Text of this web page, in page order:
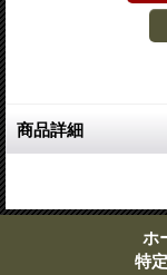
商品詳細
ホ
特